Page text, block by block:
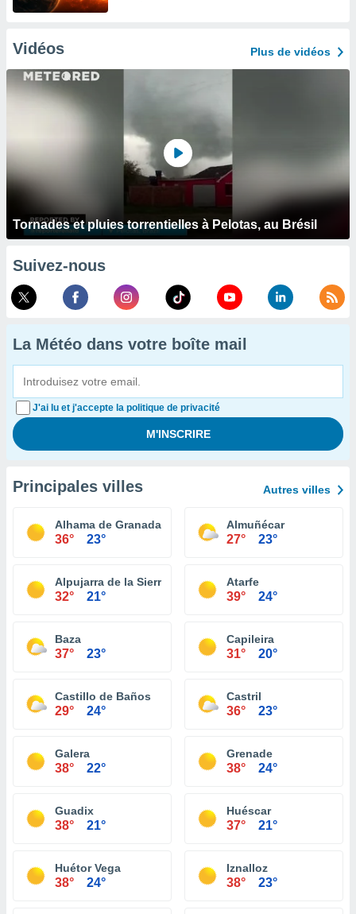
Vidéos Plus de vidéos
Tornades et pluies torrentielles à Pelotas, au Brésil
Suivez-nous
La Météo dans votre boîte mail
J'ai lu et j'accepte la politique de privacité
Principales villes Autres villes
Alhama de Granada
36° 23°
Almuñécar
27° 23°
Alpujarra de la Sierra
32° 21°
Atarfe
39° 24°
Baza
37° 23°
Capileira
31° 20°
Castillo de Baños
29° 24°
Castril
36° 23°
Galera
38° 22°
Grenade
38° 24°
Guadix
38° 21°
Huéscar
37° 21°
Huétor Vega
38° 24°
Iznalloz
38° 23°